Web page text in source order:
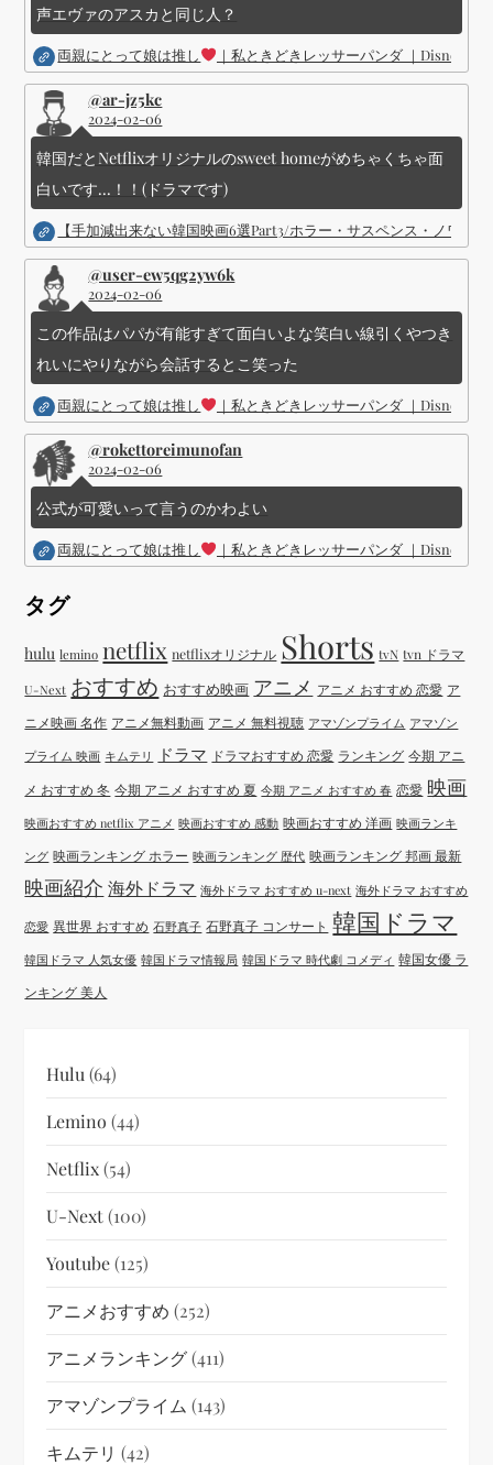
声エヴァのアスカと同じ人？
両親にとって娘は推し ｜私ときどきレッサーパンダ ｜Disney (
@ar-jz5kc
2024-02-06
韓国だとNetflixオリジナルのsweet homeがめちゃくちゃ面
白いです...！！(ドラマです)
【手加減出来ない韓国映画6選Part3/ホラー・サスペンス・ノワー
@user-ew5qg2yw6k
2024-02-06
この作品はパパが有能すぎて面白いよな笑白い線引くやつき
れいにやりながら会話するとこ笑った
両親にとって娘は推し ｜私ときどきレッサーパンダ ｜Disney (
@rokettoreimunofan
2024-02-06
公式が可愛いって言うのかわよい
両親にとって娘は推し ｜私ときどきレッサーパンダ ｜Disney (
タグ
hulu lemino netflix netflixオリジナル Shorts tvN tvn ドラマ
U-Next おすすめ おすすめ映画 アニメ アニメ おすすめ 恋愛 ア
ニメ映画 名作 アニメ無料動画 アニメ 無料視聴 アマゾンプライム アマゾン
プライム 映画 キムテリ ドラマ ドラマおすすめ 恋愛 ランキング 今期 アニ
メ おすすめ 冬 今期 アニメ おすすめ 夏 今期 アニメ おすすめ 春 恋愛 映画
映画おすすめ netflix アニメ 映画おすすめ 感動 映画おすすめ 洋画 映画ランキ
ング 映画ランキング ホラー 映画ランキング 歴代 映画ランキング 邦画 最新
映画紹介 海外ドラマ 海外ドラマ おすすめ u-next 海外ドラマ おすすめ
恋愛 異世界 おすすめ 石野真子 石野真子 コンサート 韓国ドラマ
韓国ドラマ 人気女優 韓国ドラマ情報局 韓国ドラマ 時代劇 コメディ 韓国女優 ラ
ンキング 美人
Hulu (64)
Lemino (44)
Netflix(54)
U-Next(100)
Youtube(125)
アニメおすすめ (252)
アニメランキング(411)
アマゾンプライム (143)
キムテリ (42)